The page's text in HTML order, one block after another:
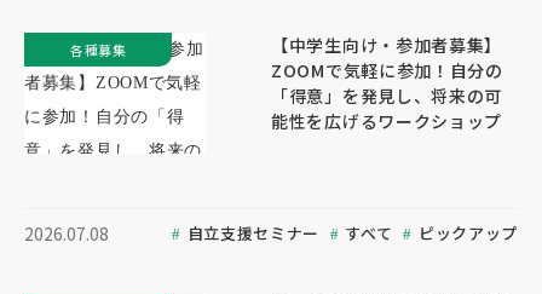
【中学生向け・参加者募集】
ZOOMで気軽に参加！自分の
「得意」を発見し、将来の可
能性を広げるワークショップ
2026.07.08 自立支援セミナー すべて ピックアップ
各種募集